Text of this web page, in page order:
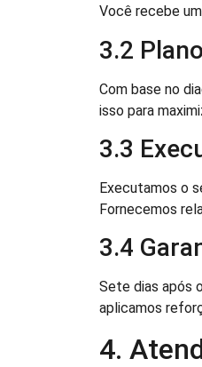
Você recebe
3.2
Com base no
isso para
3.3
Executamos o
Fornecemos
3.4
Sete dias após
aplicamos
4.